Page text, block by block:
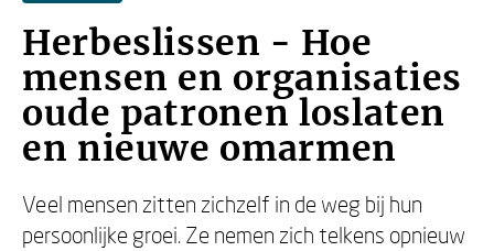
Herbeslissen - Hoe
mensen en organisaties
oude patronen loslaten
en nieuwe omarmen
Veel mensen zitten zichzelf in de weg bij hun
persoonlijke groei. Ze nemen zich telkens opnieuw